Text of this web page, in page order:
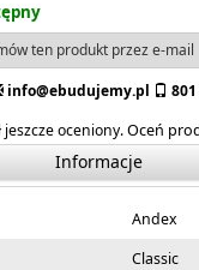
ten produkt przez e-mail
info@ebudujemy.pl
jeszcze oceniony.Oceń
Informacje
Andex
Classic